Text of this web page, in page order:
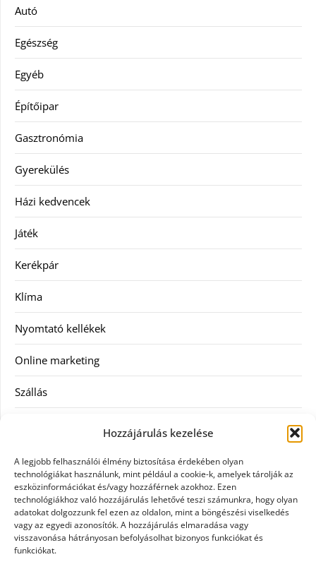
Hozzájárulás kezelése
A legjobb felhasználói élmény biztosítása érdekében olyan
technológiákat használunk, mint például a cookie-k, amelyek tárolják az
eszközinformációkat és/vagy hozzáférnek azokhoz. Ezen
technológiákhoz való hozzájárulás lehetővé teszi számunkra, hogy olyan
adatokat dolgozzunk fel ezen az oldalon, mint a böngészési viselkedés
vagy az egyedi azonosítók. A hozzájárulás elmaradása vagy
visszavonása hátrányosan befolyásolhat bizonyos funkciókat és
funkciókat.
Autó
Egészség
Egyéb
Építőipar
Gasztronómia
Gyerekülés
Házi kedvencek
Játék
Kerékpár
Klíma
Nyomtató kellékek
Online marketing
Szállás
Szellőztető
Szolgáltatás
Táskák
Utazás